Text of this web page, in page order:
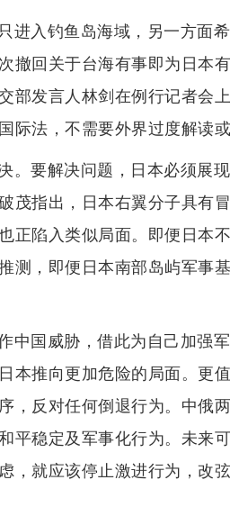
进入钓鱼岛海域，另一方面
撤回关于台海有事即为日本
部发言人林剑在例行记者会
际法，不需要外界过度解读或
。要解决问题，日本必须展
指出，日本右翼分子具有
正陷入类似局面。即便日本
测，即便日本南部岛屿军事
中国威胁，借此为自己加强
推向更加危险的局面。更
，反对任何倒退行为。中俄
平稳定及军事化行为。未来
，就应该停止激进行为，改弦